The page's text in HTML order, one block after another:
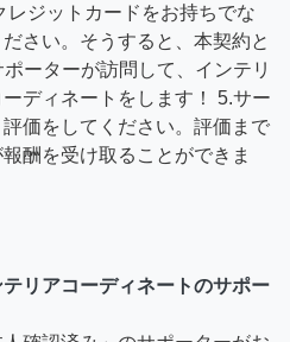
ジットカードをお持ちでな
さい。そうすると、本契約と
ーターが訪問して、インテリ
ディネートをします！ 5.サー
価をしてください。評価まで
酬を受け取ることができま
リアコーディネートのサポー